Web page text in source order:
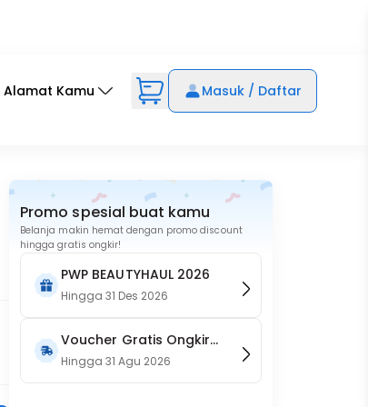
Alamat Kamu Masuk / Daftar
Promo spesial buat kamu
Belanja makin hemat dengan promo discount
hingga gratis ongkir!
PWP BEAUTYHAUL 2026
Hingga31 Des 2026
Voucher Gratis Ongkir
15RB (Only on Website)
Hingga31 Agu 2026